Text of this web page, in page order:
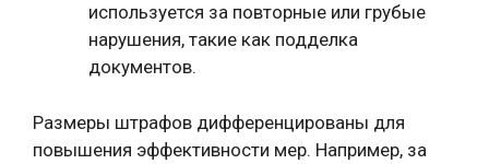
используется за повторные или грубые
нарушения, такие как подделка
документов.
Размеры штрафов дифференцированы для
повышения эффективности мер. Например, за